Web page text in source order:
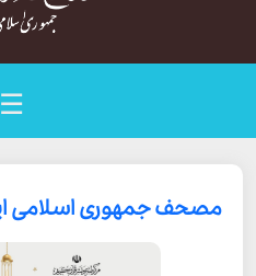
☰
مصحف جمهوری اسلامی